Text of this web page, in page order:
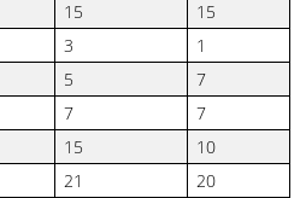
15
15
3
1
5
7
7
7
15
10
21
20